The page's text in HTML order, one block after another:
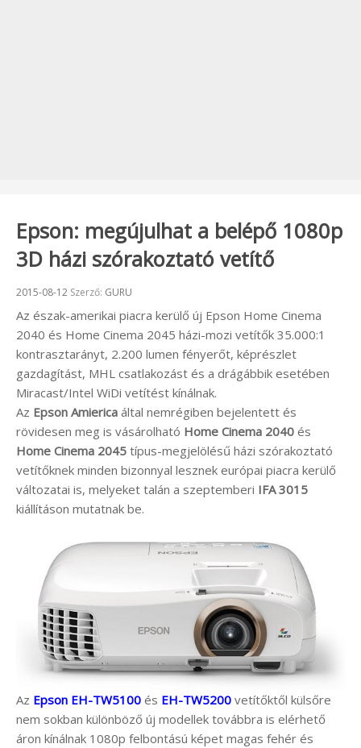
Epson: megújulhat a belépő 1080p
3D házi szórakoztató vetítő
Beküldve:
2015-08-12 Szerző: GURU
Az észak-amerikai piacra kerülő új Epson Home Cinema
2040 és Home Cinema 2045 házi-mozi vetítők 35.000:1
kontrasztarányt, 2.200 lumen fényerőt, képrészlet
gazdagítást, MHL csatlakozást és a drágábbik esetében
Miracast/Intel WiDi vetítést kínálnak.
Az Epson Amierica által nemrégiben bejelentett és
rövidesen meg is vásárolható Home Cinema 2040 és
Home Cinema 2045 típus-megjelölésű házi szórakoztató
vetítőknek minden bizonnyal lesznek európai piacra kerülő
változatai is, melyeket talán a szeptemberi IFA 3015
kiállításon mutatnak be.
Az Epson EH-TW5100 és EH-TW5200 vetítőktől külsőre
nem sokban különböző új modellek továbbra is elérhető
áron kínálnak 1080p felbontású képet magas fehér és